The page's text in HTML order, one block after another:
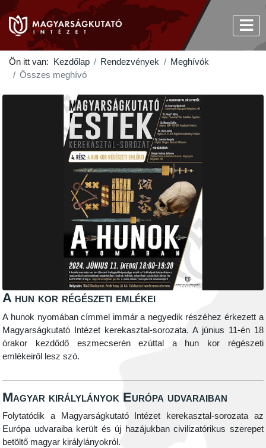
Ön itt van: Kezdőlap Rendezvények
Meghívók
Összes meghívó
A hun kor régészeti emlékei
A hunok nyomában címmel immár a negyedik részéhez érkezett a
Magyarságkutató Intézet kerekasztal-sorozata. A június 11-én 18
órakor kezdődő eszmecserén ezúttal a hun kor régészeti
emlékeiről lesz szó.
Magyar királylányok Európa udvaraiban
Folytatódik a Magyarságkutató Intézet kerekasztal-sorozata az
Európa udvaraiba került és új hazájukban civilizatórikus szerepet
betöltő magyar királylányokról.